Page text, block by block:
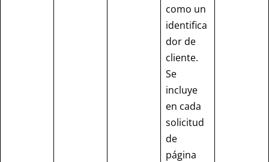
como un
identifica
dor de
cliente.
Se
incluye
en cada
solicitud
de
página